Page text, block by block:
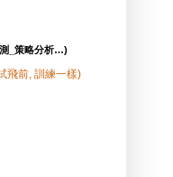
_策略分析…)
飛前, 訓練一樣)